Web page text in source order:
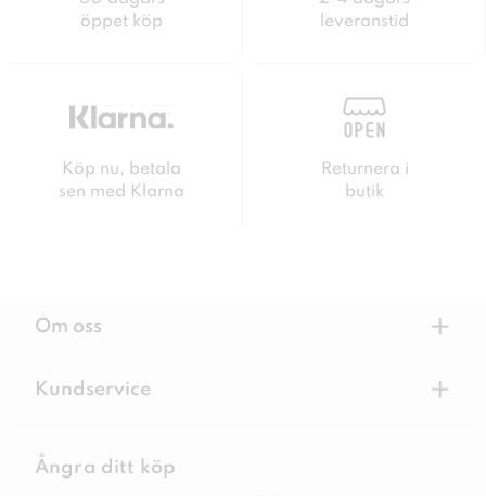
öppet köp
leveranstid
Köp nu, betala
sen med Klarna
Returnera i
butik
Om oss +
Kundservice +
Ångra ditt köp